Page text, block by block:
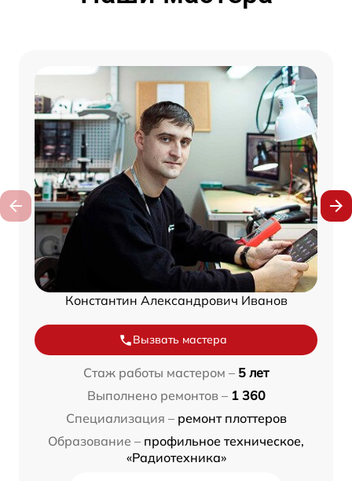
Константин Александрович Иванов
Вызвать мастера
Стаж работы мастером – 5 лет
Выполнено ремонтов – 1 360
Специализация – ремонт плоттеров
Образование – профильное техническое,
«Радиотехника»